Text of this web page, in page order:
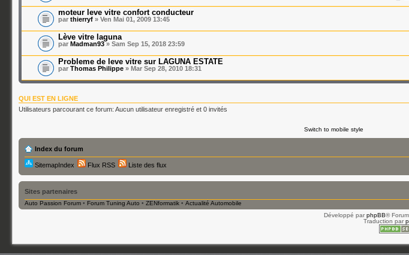
moteur leve vitre confort conducteur
parthierryf » Ven Mai 01, 2009 13:45
Lève vitre laguna
parMadman93» Sam Sep 15, 2018 23:59
Probleme de leve vitre sur LAGUNA ESTATE
parThomas Philippe » Mar Sep 28, 2010 18:31
QUI EST EN LIGNE
Utilisateurs parcourant ce forum: Aucun utilisateur enregistré et 0 invités
Switch to mobile style
Index du forum
SitemapIndex Flux RSS Liste des flux
Sites partenaires
Auto Passion Forum • Forum Tuning Auto •ZENformatik •Actualité Automobile
Développé parphpBB®
Traduction par